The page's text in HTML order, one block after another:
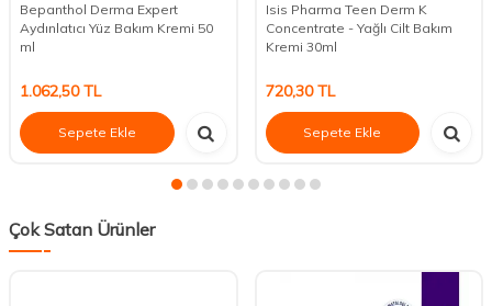
Bepanthol Derma Expert
Aydınlatıcı Yüz Bakım Kremi 50
ml
1.062,50TL
Sepete Ekle
Isis Pharma Teen Derm K
Concentrate - Yağlı Cilt Bakım
Kremi 30ml
720,30TL
Sepete Ekle
Çok Satan Ürünler